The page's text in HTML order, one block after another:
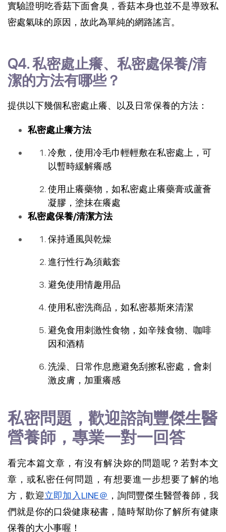
實驗證明吃香菇下面會臭，香菇本身也並不是導致私
密處氣味的原因，故此為單純的網路謠言。
Q4. 私密處止癢、私密處保養/清
潔的方法有哪些？
提供以下幾個私密處止癢、以及日常保養的方法：
私密處止癢方法
冷敷，使用冷毛巾輕輕敷在私密處上，可
以暫時緩解癢感
使用止癢藥物，如私密處止癢藥膏或蘆薈
凝膠，塗抹在癢處
私密處保養/清潔方法
保持通風與乾燥
進行性行為須戴套
避免使用情趣用品
使用私密洗商品，如私密慕斯來清潔
避免食用刺激性食物，如辛辣食物、咖啡
因和酒精
洗澡、日常作息應避免刮擦私密處，會刺
激皮膚，加重癢感
私密問題，歡迎諮詢豐傑生醫
營養師，專業一對一回答
看完本篇文章，有沒有解決妳的問題呢？若對本文
章，或私密任何問題，有想要進一步想要了解的地
方，歡迎立即加入LINE＠ ，詢問豐傑生醫營養師，我
們就是你的口袋健康秘書，隨時幫助你了解所有健康
保養的大小事喔！